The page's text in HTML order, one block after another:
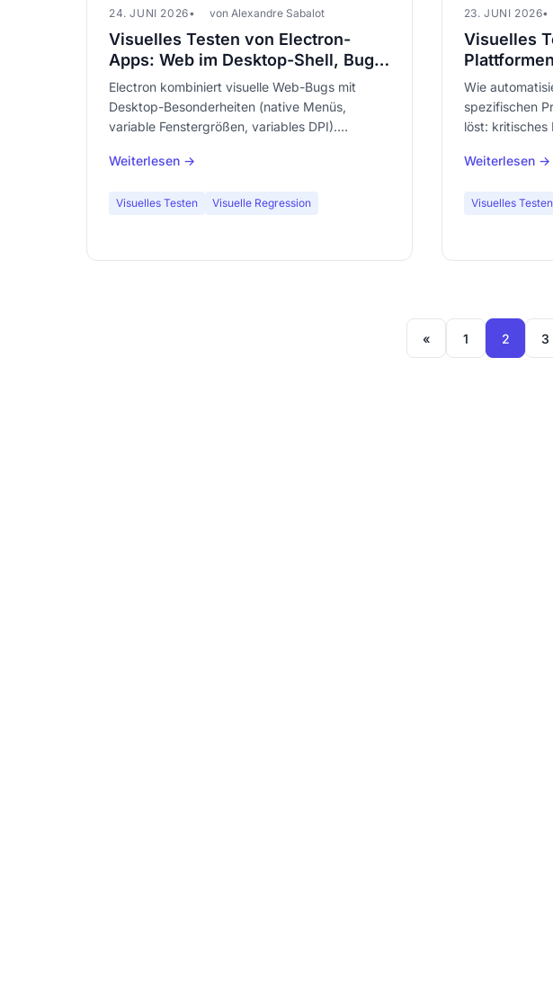
24. JUNI 2026 von Alexandre Sabalot
Visuelles Testen von Electron-
Apps: Web im Desktop-Shell, Bugs
inklusive
Electron kombiniert visuelle Web-Bugs mit
Desktop-Besonderheiten (native Menüs,
variable Fenstergrößen, variables DPI).
visuell testen, um Regressionen zu vermeiden,
Weiterlesen →
Visuelles Testen Visuelle Regression
23. JUNI 2026
Visuelles
vom
Wie
spezifischen
löst: kritisches
Studierenden
Weiterlesen →
Visuelles Testen
« 1 2 3